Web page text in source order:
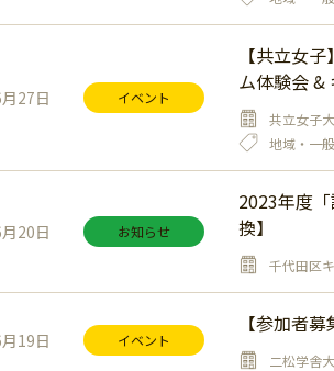
27日 イベント
【共立女
ム体験会 &
共立女子
地域・一
20日 お知らせ
2023年度
換】
千代田区
19日 イベント
【参加者
二松学舎